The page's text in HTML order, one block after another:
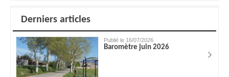
Derniers articles
Publié le 16/07/2026
Baromètre juin 2026